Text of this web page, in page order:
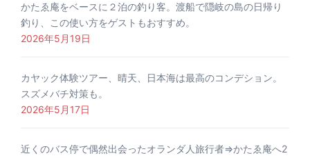
かたゑ庵をベースに２泊の釣り客。渡船で隠岐の島の日帰り
釣り、この使い方をゲストもおすすめ。
2026年5月19日
カヤック体験ツアー、晴天、日本海は最高のコンデション。
スズメバチ対策も。
2026年5月17日
近くのバス停で偶然出会ったオランダ人旅行者⇒かたゑ庵へ2